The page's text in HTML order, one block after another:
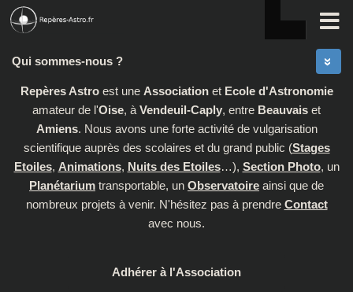
Skip to content
Qui sommes-nous ?
Repères Astroest une Associationet Ecole d'Astronomie
amateur de l'Oise, à Vendeuil-Caply, entre Beauvais et
Amiens. Nous avons une forte activité de vulgarisation
scientifique auprès des scolaires et du grand public (Stages
Etoiles, Animations, Nuits des Etoiles…), Section Photo, un
Planétarium transportable, un Observatoire ainsi que de
nombreux projets à venir. N'hésitez pas à prendre Contact
avec nous.
Adhérer à l'Association